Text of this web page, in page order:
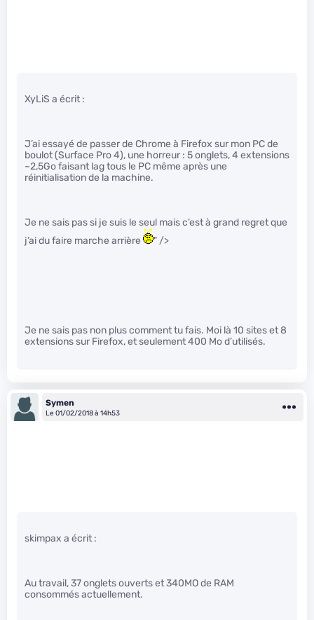
XyLiS a écrit :
J’ai essayé de passer de Chrome à Firefox sur mon PC de
boulot (Surface Pro 4), une horreur : 5 onglets, 4 extensions
~2,5Go faisant lag tous le PC même après une
réinitialisation de la machine.
Je ne sais pas si je suis le seul mais c’est à grand regret que
j’ai du faire marche arrière
" />
Je ne sais pas non plus comment tu fais. Moi là 10 sites et 8
extensions sur Firefox, et seulement 400 Mo d’utilisés.
Symen
Le 01/02/2018 à 14h53
skimpax a écrit :
Au travail, 37 onglets ouverts et 340MO de RAM
consommés actuellement.